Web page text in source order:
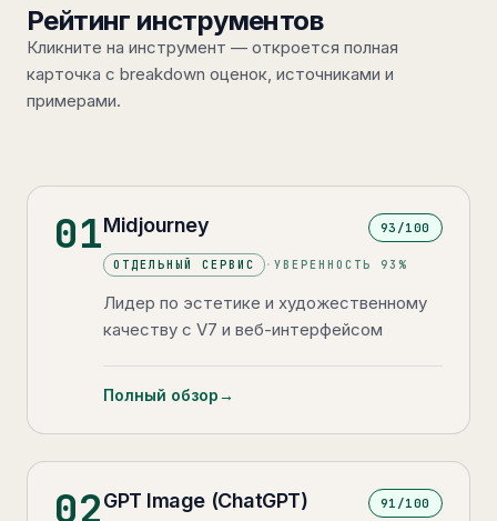
Рейтинг инструментов
Кликните на инструмент — откроется полная
карточка с breakdown оценок, источниками и
примерами.
01Midjourney 93 /100
ОТДЕЛЬНЫЙ СЕРВИС · УВЕРЕННОСТЬ 93 %
Лидер по эстетике и художественному
качеству с V7 и веб-интерфейсом
Полный обзор→
02GPT Image (ChatGPT) 91 /100